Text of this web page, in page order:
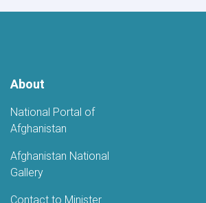
on
About
National Portal of
Afghanistan
Afghanistan National
Gallery
Contact to Minister